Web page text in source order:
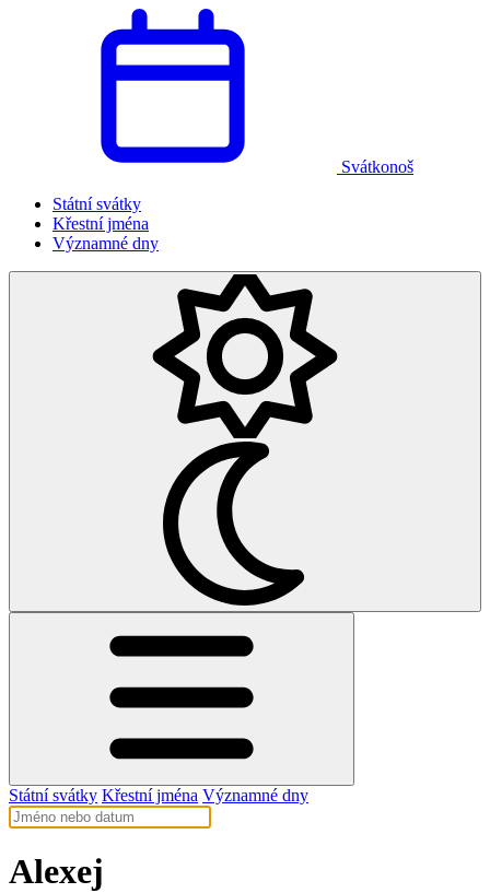
Svátkonoš
Státní svátky
Křestní jména
Významné dny
Státní svátky Křestní jména Významné dny
Alexej